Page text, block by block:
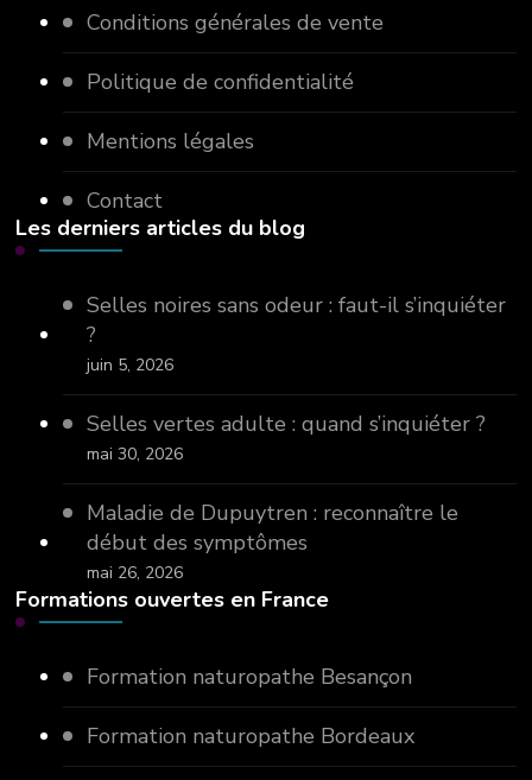
Conditions générales de vente
Politique de confidentialité
Mentions légales
Contact
Les derniers articles du blog
Selles noires sans odeur : faut-il s’inquiéter
?
juin 5, 2026
Selles vertes adulte : quand s’inquiéter ?
mai 30, 2026
Maladie de Dupuytren : reconnaître le
début des symptômes
mai 26, 2026
Formations ouvertes en France
Formation naturopathe Besançon
Formation naturopathe Bordeaux